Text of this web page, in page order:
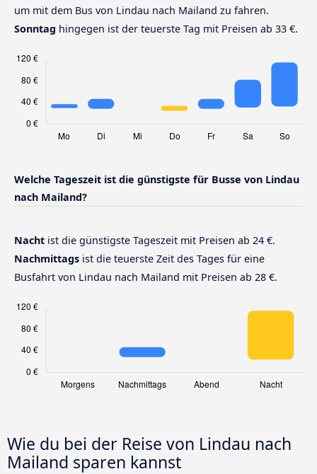
um mit dem Bus von Lindau nach Mailand zu fahren.
Sonntag hingegen ist der teuerste Tag mit Preisen ab 33 €.
Welche Tageszeit ist die günstigste für Busse von Lindau
nach Mailand?
Nacht ist die günstigste Tageszeit mit Preisen ab 24 €.
Nachmittags ist die teuerste Zeit des Tages für eine
Busfahrt von Lindau nach Mailand mit Preisen ab 28 €.
Wie du bei der Reise von Lindau nach
Mailand sparen kannst